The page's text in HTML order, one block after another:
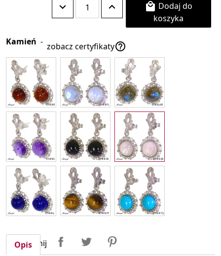

koszyka
Kamień - zobacz certyfikaty
Udostępnij UdostępnijTweetuj
Opis